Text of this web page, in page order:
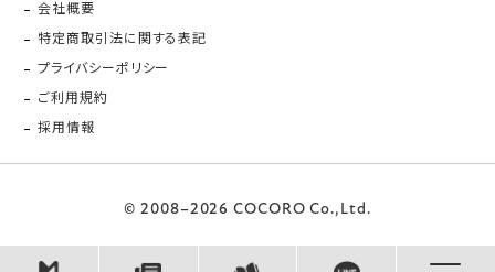
会社概要
特定商取引法に関する表記
プライバシーポリシー
ご利用規約
採用情報
© 2008–2026 COCORO Co.,Ltd.